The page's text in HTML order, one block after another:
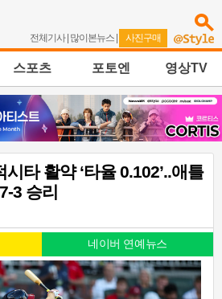
전체기사| 많이본뉴스 | 사진구매
스포츠 포토엔 영상TV
타 활약 ‘타율 0.102’..애틀
3 승리
네이버 연예뉴스